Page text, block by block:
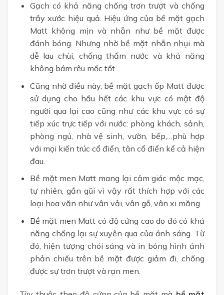
Gạch có khả năng chống trơn trượt và chống
trầy xước hiệu quả. Hiệu ứng của bề mặt gạch
Matt không mịn và nhẵn như bề mặt được
đánh bóng. Nhưng nhờ bề mặt nhẵn nhụi mà
dễ lau chùi, chống thấm nước và khả năng
không bám rêu mốc tốt.
Cũng nhờ điều này, bề mặt gạch ốp Matt được
sử dụng cho hầu hết các khu vực có mật độ
người qua lại cao cũng như các khu vực có sự
tiếp xúc trực tiếp với nước: phòng khách, sảnh,
phòng ngủ, nhà vệ sinh, vườn, bếp,…phù hợp
với mọi kiến trúc cổ điển, tân cổ điển kể cả hiện
đau.
Bề mặt men Matt mang lại cảm giác mộc mạc,
tự nhiên, gần gũi vì vậy rất thích hợp với các
loại hoa văn như vân vải, vân gỗ, vân xi măng.
Bề mặt men Matt có độ cứng cao do đó có khả
năng chống lại sự xuyên qua của ánh sáng. Từ
đó, hiện tượng chói sáng và in bóng hình ảnh
phản chiếu trên bề mặt được giảm đi, chống
được sự trơn trượt và rạn men.